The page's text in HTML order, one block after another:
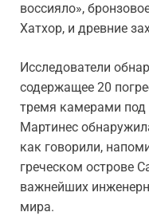
воссияло»,
Хатхор, и древние
Исследователи
содержащее 20
тремя камерами
Мартинес
как говорили,
греческом острове
важнейших
мира.